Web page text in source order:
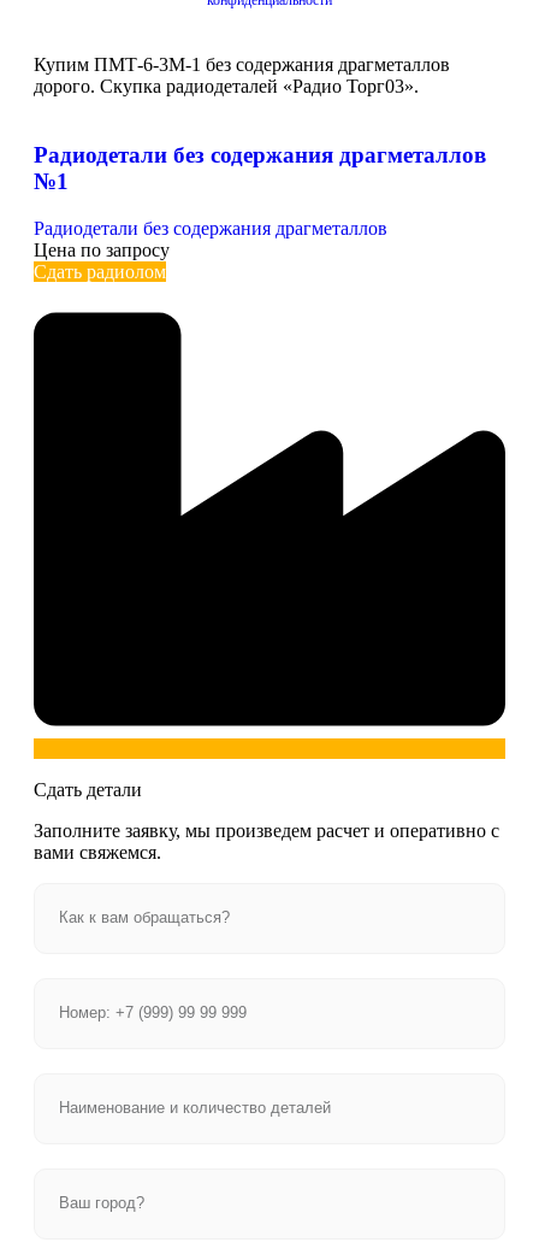
Купим ПМТ-6-3М-1 без содержания драгметаллов
дорого. Скупка радиодеталей «Радио Торг03».
Радиодетали без содержания драгметаллов
№1
Радиодетали без содержания драгметаллов
Цена по запросу
Сдать радиолом
Сдать детали
Заполните заявку, мы произведем расчет и оперативно с
вами свяжемся.